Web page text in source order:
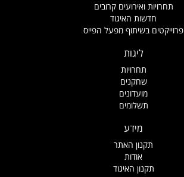
תחרויות ואירועים קרובים
חדשות האיגוד
פרוייקטים בשיתוף מפעל הפייס
ליגות
תחרויות
שחקנים
מועדונים
תשלומים
מידע
תקנון האתר
אודות
תקנון האיגוד